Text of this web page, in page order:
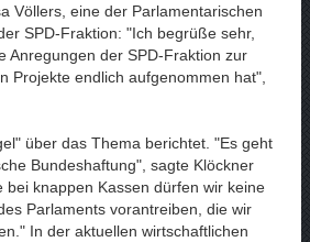
Völlers, eine der Parlamentarischen
SPD-Fraktion: "Ich begrüße sehr,
Anregungen der SPD-Fraktion zur
Projekte endlich aufgenommen hat",
über das Thema berichtet. "Es geht
Bundeshaftung", sagte Klöckner
bei knappen Kassen dürfen wir keine
Parlaments vorantreiben, die wir
In der aktuellen wirtschaftlichen